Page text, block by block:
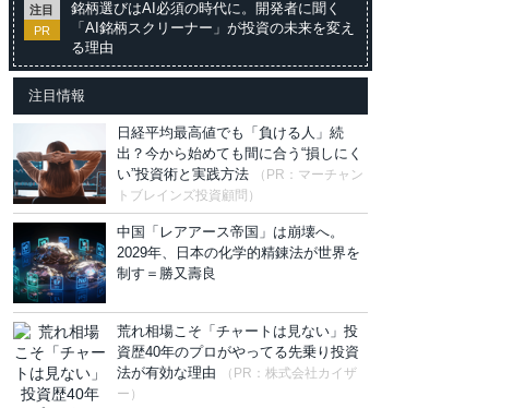
注目
PR
銘柄選びはAI必須の時代に。開発者に聞く
「AI銘柄スクリーナー」が投資の未来を変え
る理由
注目情報
日経平均最高値でも「負ける人」続
出？今から始めても間に合う“損しにく
い”投資術と実践方法
（PR：マーチャン
トブレインズ投資顧問）
中国「レアアース帝国」は崩壊へ。
2029年、日本の化学的精錬法が世界を
制す＝勝又壽良
荒れ相場こそ「チャートは見ない」投
資歴40年のプロがやってる先乗り投資
法が有効な理由
（PR：株式会社カイザ
ー）